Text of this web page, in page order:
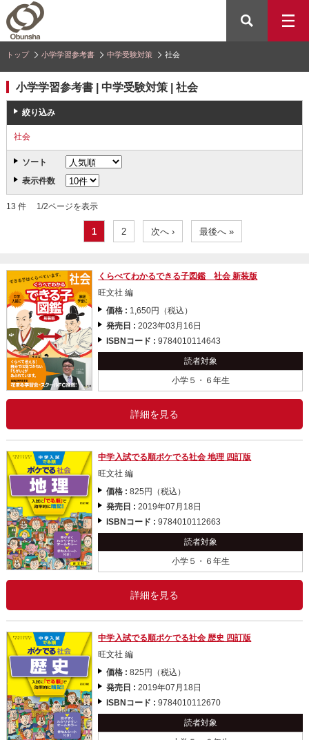
トップ 小学学習参考書 中学受験対策 社会
小学学習参考書 | 中学受験対策 | 社会
絞り込み
社会
ソート
表示件数
13 件 1/2ページを表示
1 2 次へ › 最後へ »
くらべてわかるできる子図鑑 社会 新装版
旺文社 編
価格 : 1,650円（税込）
発売日 :2023年03月16日
ISBNコード :9784010114643
読者対象
小学５・６年生
詳細を見る
中学入試でる順ポケでる社会 地理 四訂版
旺文社 編
価格 :825円（税込）
発売日 :2019年07月18日
ISBNコード :9784010112663
読者対象
小学５・６年生
詳細を見る
中学入試でる順ポケでる社会 歴史 四訂版
旺文社 編
価格 :825円（税込）
発売日 :2019年07月18日
ISBNコード :9784010112670
読者対象